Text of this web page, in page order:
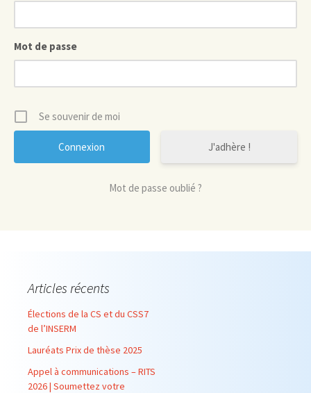
Mot de passe
Se souvenir de moi
J'adhère !
Mot de passe oublié ?
Articles récents
Élections de la CS et du CSS7
de l’INSERM
Lauréats Prix de thèse 2025
Appel à communications – RITS
2026 | Soumettez votre